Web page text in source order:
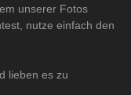
unserer Fotos
nutze einfach den
lieben es zu